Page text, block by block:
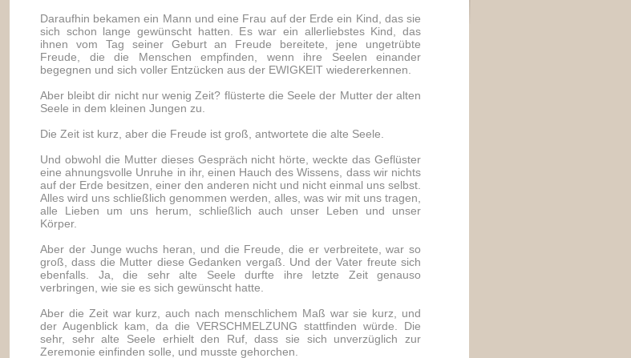
Daraufhin bekamen ein Mann und eine Frau auf der Erde ein Kind, das sie
sich schon lange gewünscht hatten. Es war ein allerliebstes Kind, das
ihnen vom Tag seiner Geburt an Freude bereitete, jene ungetrübte
Freude, die die Menschen empfinden, wenn ihre Seelen einander
begegnen und sich voller Entzücken aus der EWIGKEIT wiedererkennen.
Aber bleibt dir nicht nur wenig Zeit? flüsterte die Seele der Mutter der alten
Seele in dem kleinen Jungen zu.
Die Zeit ist kurz, aber die Freude ist groß, antwortete die alte Seele.
Und obwohl die Mutter dieses Gespräch nicht hörte, weckte das Geflüster
eine ahnungsvolle Unruhe in ihr, einen Hauch des Wissens, dass wir nichts
auf der Erde besitzen, einer den anderen nicht und nicht einmal uns selbst.
Alles wird uns schließlich genommen werden, alles, was wir mit uns tragen,
alle Lieben um uns herum, schließlich auch unser Leben und unser
Körper.
Aber der Junge wuchs heran, und die Freude, die er verbreitete, war so
groß, dass die Mutter diese Gedanken vergaß. Und der Vater freute sich
ebenfalls. Ja, die sehr alte Seele durfte ihre letzte Zeit genauso
verbringen, wie sie es sich gewünscht hatte.
Aber die Zeit war kurz, auch nach menschlichem Maß war sie kurz, und
der Augenblick kam, da die VERSCHMELZUNG stattfinden würde. Die
sehr, sehr alte Seele erhielt den Ruf, dass sie sich unverzüglich zur
Zeremonie einfinden solle, und musste gehorchen.